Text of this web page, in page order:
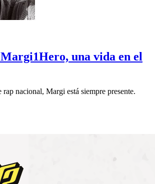
una vida en el
rap nacional, Margi está siempre presente.